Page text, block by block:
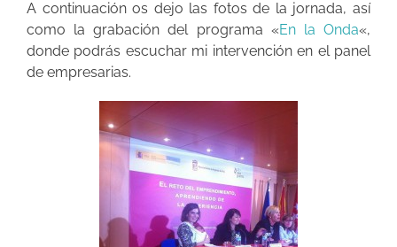
A continuación os dejo las fotos de la jornada, así
como la grabación del programa «En la Onda«,
donde podrás escuchar mi intervención en el panel
de empresarias.